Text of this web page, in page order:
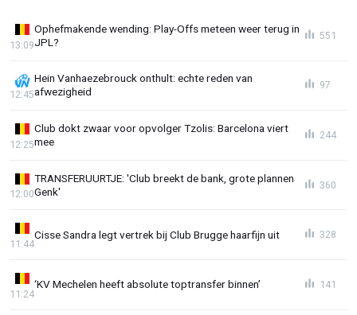
Ophefmakende wending: Play-Offs meteen weer terug in
JPL?
13:09
551
Hein Vanhaezebrouck onthult: echte reden van
afwezigheid
12:45
97
Club dokt zwaar voor opvolger Tzolis: Barcelona viert
mee
12:25
244
TRANSFERUURTJE: 'Club breekt de bank, grote plannen
Genk'
12:00
360
Cisse Sandra legt vertrek bij Club Brugge haarfijn uit
11:44
328
‘KV Mechelen heeft absolute toptransfer binnen’
11:24
141